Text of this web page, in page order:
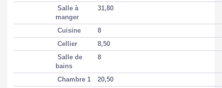
Salle à
manger
31,80
Cuisine
8
Cellier
8,50
Salle de
bains
8
Chambre 1
20,50